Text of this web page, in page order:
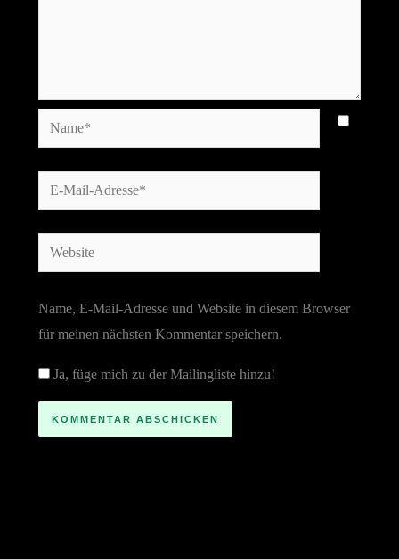
Name*
E-
Mail-
Adresse*
Website
Name, E-Mail-Adresse und Website in diesem Browser
für meinen nächsten Kommentar speichern.
Ja, füge mich zu der Mailingliste hinzu!